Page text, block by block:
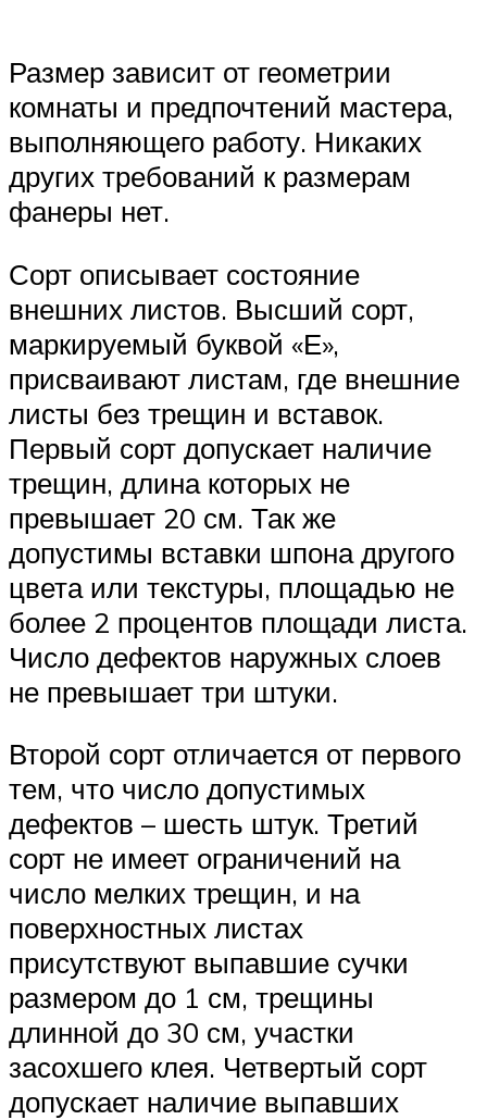
Размер зависит от геометрии
комнаты и предпочтений мастера,
выполняющего работу. Никаких
других требований к размерам
фанеры нет.
Сорт описывает состояние
внешних листов. Высший сорт,
маркируемый буквой «Е»,
присваивают листам, где внешние
листы без трещин и вставок.
Первый сорт допускает наличие
трещин, длина которых не
превышает 20 см. Так же
допустимы вставки шпона другого
цвета или текстуры, площадью не
более 2 процентов площади листа.
Число дефектов наружных слоев
не превышает три штуки.
Второй сорт отличается от первого
тем, что число допустимых
дефектов – шесть штук. Третий
сорт не имеет ограничений на
число мелких трещин, и на
поверхностных листах
присутствуют выпавшие сучки
размером до 1 см, трещины
длинной до 30 см, участки
засохшего клея. Четвертый сорт
допускает наличие выпавших